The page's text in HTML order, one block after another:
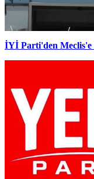
İYİ Parti'den